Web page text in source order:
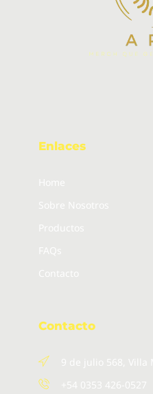
Enlaces
Home
Sobre Nosotros
Productos
FAQs
Contacto
Contacto
9 de julio 568, Villa
+54 0353 426-0527